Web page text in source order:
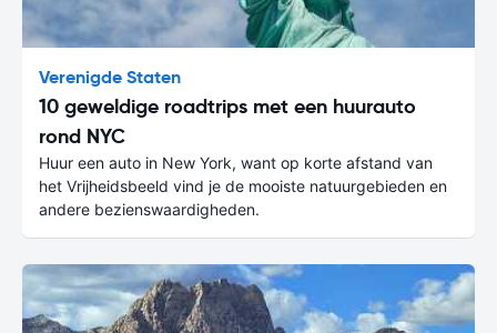
Verenigde Staten
10 geweldige roadtrips met een huurauto
rond NYC
Huur een auto in New York, want op korte afstand van
het Vrijheidsbeeld vind je de mooiste natuurgebieden en
andere bezienswaardigheden.